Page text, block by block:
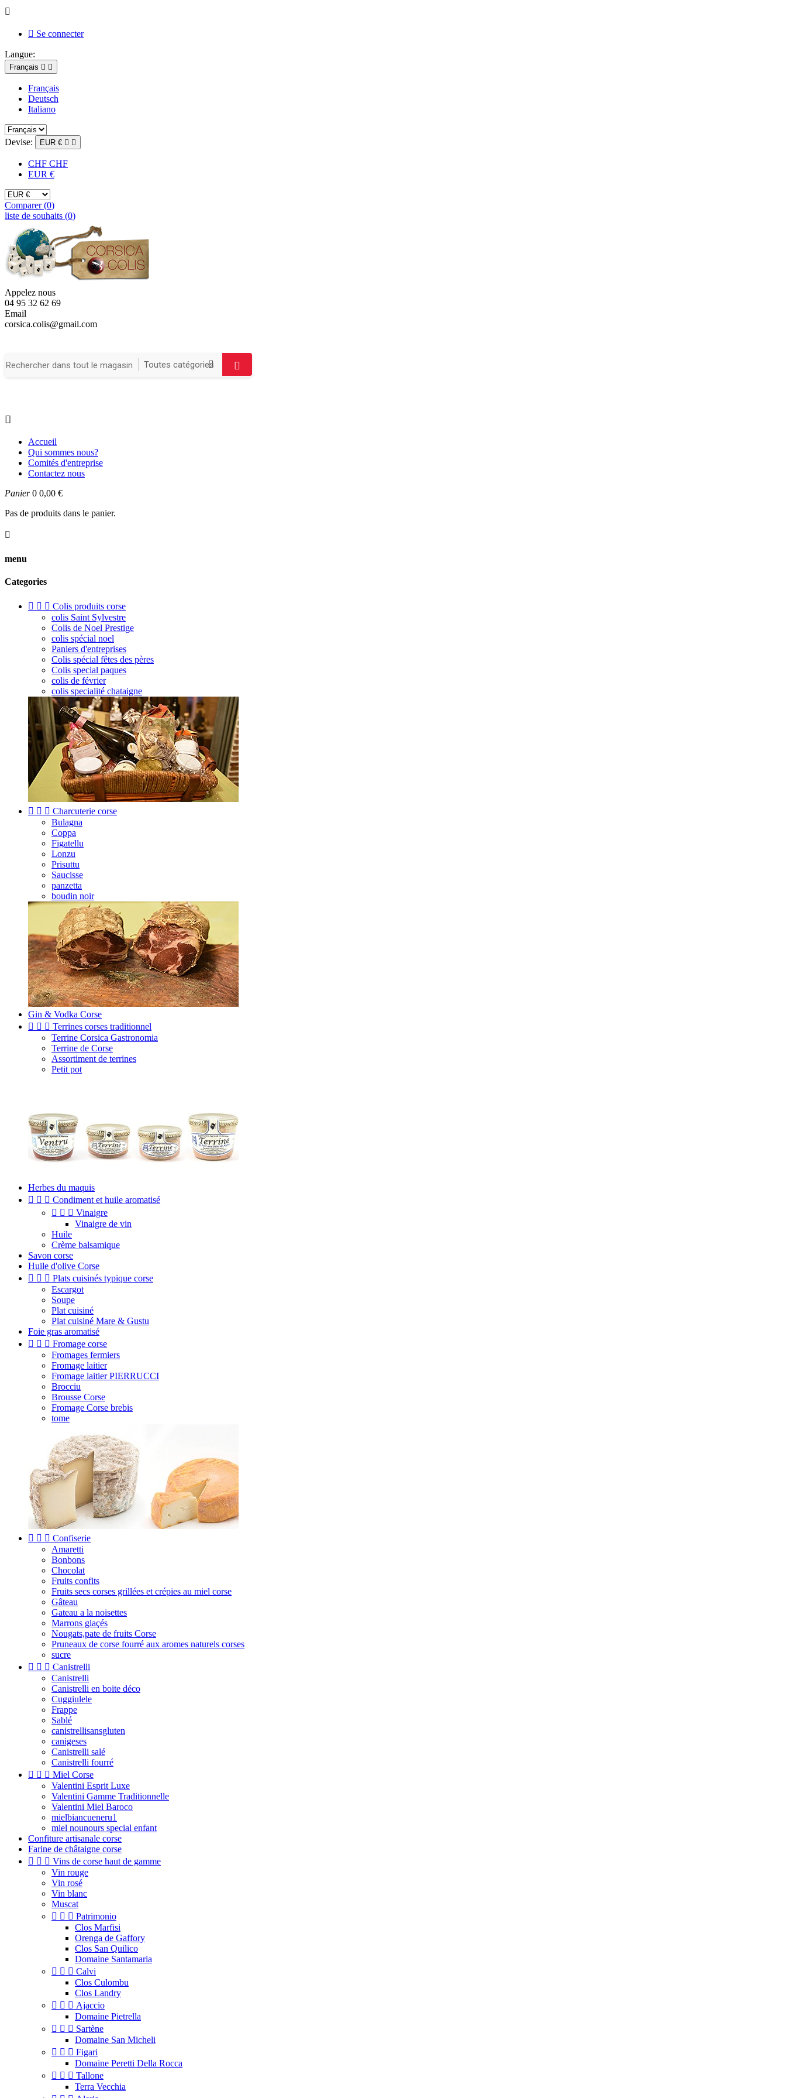

 Se connecter
Langue:
Français  
Français
Deutsch
Italiano
Devise: EUR €  
CHF CHF
EUR €
Comparer (0)
liste de souhaits (0)
Appelez nous
04 95 32 62 69
Email
corsica.colis@gmail.com

Accueil
Qui sommes nous?
Comités d'entreprise
Contactez nous
Panier 0 0,00 €
Pas de produits dans le panier.

menu
Categories
   Colis produits corse
colis Saint Sylvestre
Colis de Noel Prestige
colis spécial noel
Paniers d'entreprises
Colis spécial fêtes des pères
Colis special paques
colis de février
colis specialité chataigne
   Charcuterie corse
Bulagna
Coppa
Figatellu
Lonzu
Prisuttu
Saucisse
panzetta
boudin noir
Gin & Vodka Corse
   Terrines corses traditionnel
Terrine Corsica Gastronomia
Terrine de Corse
Assortiment de terrines
Petit pot
Herbes du maquis
   Condiment et huile aromatisé
   Vinaigre
Vinaigre de vin
Huile
Crème balsamique
Savon corse
Huile d'olive Corse
   Plats cuisinés typique corse
Escargot
Soupe
Plat cuisiné
Plat cuisiné Mare & Gustu
Foie gras aromatisé
   Fromage corse
Fromages fermiers
Fromage laitier
Fromage laitier PIERRUCCI
Brocciu
Brousse Corse
Fromage Corse brebis
tome
   Confiserie
Amaretti
Bonbons
Chocolat
Fruits confits
Fruits secs corses grillées et crépies au miel corse
Gâteau
Gateau a la noisettes
Marrons glaçés
Nougats,pate de fruits Corse
Pruneaux de corse fourré aux aromes naturels corses
sucre
   Canistrelli
Canistrelli
Canistrelli en boite déco
Cuggiulele
Frappe
Sablé
canistrellisansgluten
canigeses
Canistrelli salé
Canistrelli fourré
   Miel Corse
Valentini Esprit Luxe
Valentini Gamme Traditionnelle
Valentini Miel Baroco
mielbiancueneru1
miel nounours special enfant
Confiture artisanale corse
Farine de châtaigne corse
   Vins de corse haut de gamme
Vin rouge
Vin rosé
Vin blanc
Muscat
   Patrimonio
Clos Marfisi
Orenga de Gaffory
Clos San Quilico
Domaine Santamaria
   Calvi
Clos Culombu
Clos Landry
   Ajaccio
Domaine Pietrella
   Sartène
Domaine San Micheli
   Figari
Domaine Peretti Della Rocca
   Tallone
Terra Vecchia